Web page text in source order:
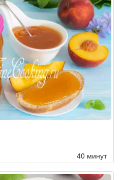
40 минут